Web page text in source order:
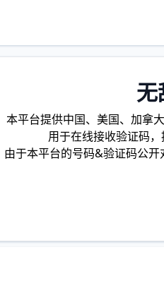
本平台提供中国、美国、加拿
用于在线接收验证码
由于本平台的号码&验证码公